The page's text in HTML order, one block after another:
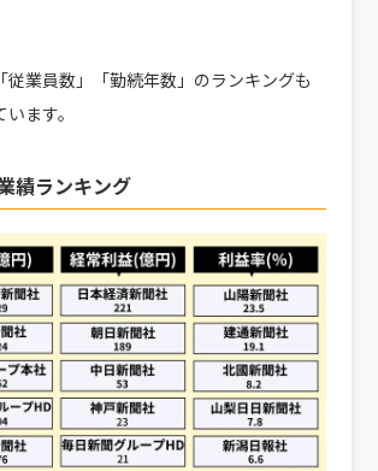
従業員数」「勤続年数」のランキングも
ます。
績ランキング